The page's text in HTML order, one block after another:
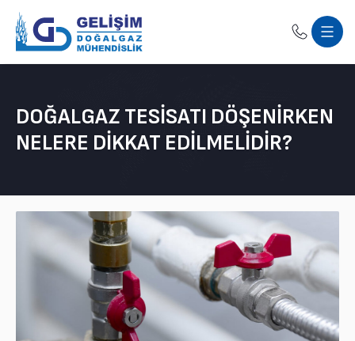
DOĞALGAZ TESISATI DÖŞENIRKEN
NELERE DIKKAT EDILMELIDIR?